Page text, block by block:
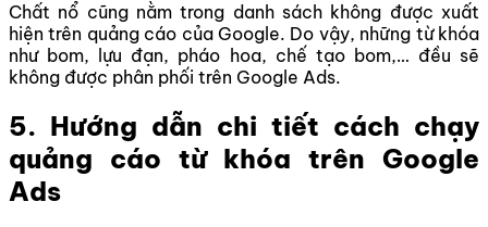
Chất nổ cũng nằm trong danh sách không được xuất
hiện trên quảng cáo của Google. Do vậy, những từ khóa
như bom, lựu đạn, pháo hoa, chế tạo bom,… đều sẽ
không được phân phối trên Google Ads.
5. Hướng dẫn chi tiết cách chạy
quảng cáo từ khóa trên Google
Ads